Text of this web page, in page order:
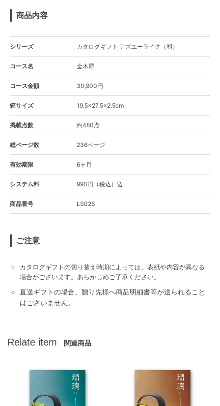
商品内容
シリーズ カタログギフト アズユーライク（和）
コース名 金木犀
コース金額 30,900円
箱サイズ 19.5×27.5×2.5cm
掲載点数 約480点
総ページ数 236ページ
有効期限 6ヶ月
システム料 990円（税込）込
商品番号 LS026
ご注意
カタログギフトの切り替え時期によっては、表紙や内容が異なる
場合がございます。あらかじめご了承ください。
直送ギフトの場合、贈り先様へ商品明細書等が送られること
はございません。
Relate item 関連商品